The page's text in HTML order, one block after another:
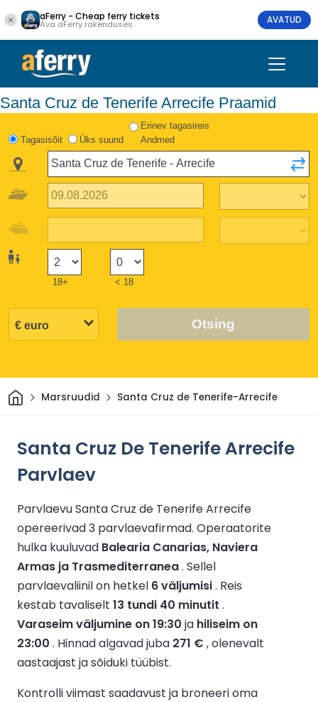
aFerry - Cheap ferry tickets
Ava aFerry rakenduses AVATUD
Santa Cruz de Tenerife Arrecife Praamid
Tagasisõit Üks suund
Erinev tagasireis
Andmed
18+ < 18
Otsing
Avaleht
Marsruudid Santa Cruz de Tenerife-Arrecife
Santa Cruz De Tenerife Arrecife
Parvlaev
Parvlaevu Santa Cruz de Tenerife Arrecife
opereerivad 3 parvlaevafirmad. Operaatorite
hulka kuuluvad Balearia Canarias, Naviera
Armas ja Trasmediterranea. Sellel
parvlaevaliinil on hetkel 6 väljumisi. Reis
kestab tavaliselt 13 tundi 40 minutit .
Varaseim väljumine on 19:30 ja hiliseim on
23:00 . Hinnad algavad juba 271 € , olenevalt
aastaajast ja sõiduki tüübist.
Kontrolli viimast saadavust ja broneeri oma